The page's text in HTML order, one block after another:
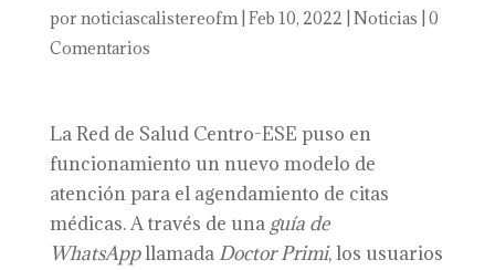
por noticiascalistereofm| Feb 10, 2022 Noticias 0
Comentarios
La Red de Salud Centro-ESE puso en
funcionamiento un nuevo modelo de
atención para el agendamiento de citas
médicas. A través de una guía de
WhatsAppllamada Doctor Primi, los usuarios